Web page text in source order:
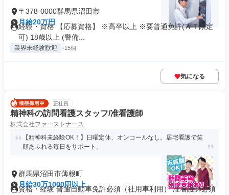
〒378-0000群馬県沼田市
月給20万円
経験・資格 【応募資格】 ※高卒以上 ※要普通免許(ＡＴ限定
可) 18歳以上 (警備...
業界未経験歓迎 +15個
気になる
正社員
精神科の訪問看護スタッフ/准看護師
株式会社ファーストナース
【精神科未経験OK！】日曜定休、オンコールなし。居宅看護で笑
顔あふれる毎日をサポート。
群馬県沼田市薄根町
月給30万1000円以上
資格・経験 普通自動車免許必須（社用車利用） 准看護師必須